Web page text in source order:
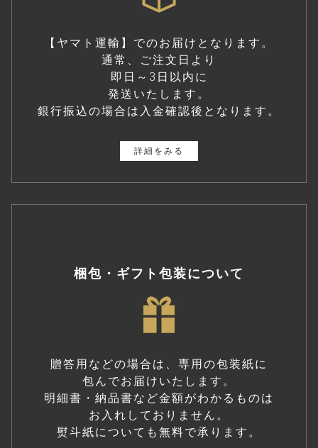
【ヤマト運輸】でのお届けとなります。
通常、ご注文日より
即日～3日以内に
発送いたします。
銀行振込の場合は入金確認後となります。
詳細をみる
梱包・ギフト包装について
贈答用などの場合は、専用の包装紙に
包んでお届けいたします。
明細書・納品書など金額がわかるものは
お入れしておりません。
熨斗紙についても無料で承ります。